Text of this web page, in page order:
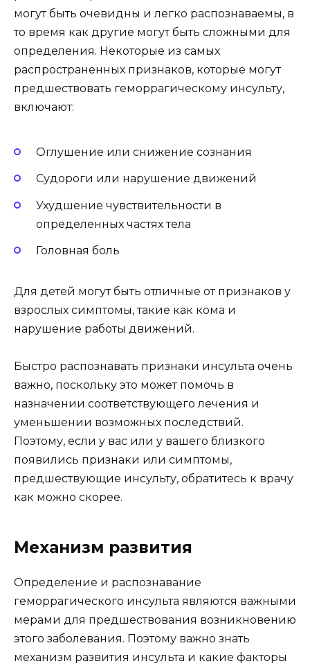
могут быть очевидны и легко распознаваемы, в
то время как другие могут быть сложными для
определения. Некоторые из самых
распространенных признаков, которые могут
предшествовать геморрагическому инсульту,
включают:
Оглушение или снижение сознания
Судороги или нарушение движений
Ухудшение чувствительности в
определенных частях тела
Головная боль
Для детей могут быть отличные от признаков у
взрослых симптомы, такие как кома и
нарушение работы движений.
Быстро распознавать признаки инсульта очень
важно, поскольку это может помочь в
назначении соответствующего лечения и
уменьшении возможных последствий.
Поэтому, если у вас или у вашего близкого
появились признаки или симптомы,
предшествующие инсульту, обратитесь к врачу
как можно скорее.
Механизм развития
Определение и распознавание
геморрагического инсульта являются важными
мерами для предшествования возникновению
этого заболевания. Поэтому важно знать
механизм развития инсульта и какие факторы